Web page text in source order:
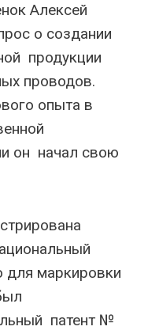
Алексей
о создании
продукции
проводов.
опыта в
он начал свою
для маркировки
патент №